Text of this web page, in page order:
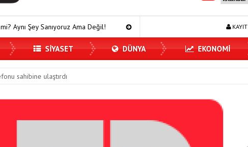
Ama Değil! 7 Ağustos Haftasında Vizyona Girecek Filmler
SİYASET DÜNYA EKONOMİ
sahibine ulaştırdı